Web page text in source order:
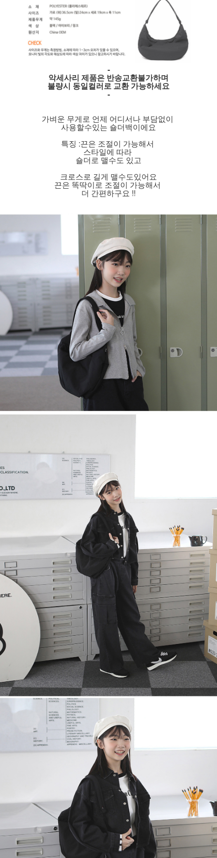
-
악세사리 제품은 반송교환불가하며
불량시 동일컬러로 교환 가능하세요
-
가벼운 무게로 언제 어디서나 부담없이
사용할수있는 숄더백이에요
특징 :끈은 조절이 가능해서
스타일에 따라
숄더로 맬수도 있고
크로스로 길게 맬수도있어요
끈은 똑딱이로 조절이 가능해서
더 간편하구요 !!